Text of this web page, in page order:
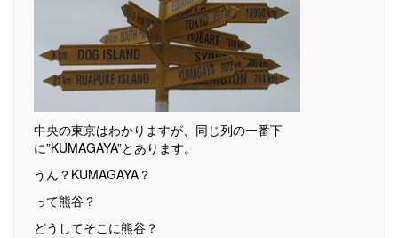
中央の東京はわかりますが、同じ列の一番下
に”KUMAGAYA”とあります。
うん？KUMAGAYA？
って熊谷？
どうしてそこに熊谷？